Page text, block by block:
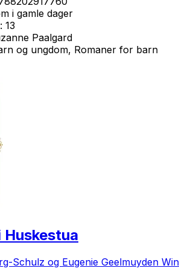
i gamle dager
13
Paalgard
og ungdom, Romaner for barn
Schulz og Eugenie Geelmuyden